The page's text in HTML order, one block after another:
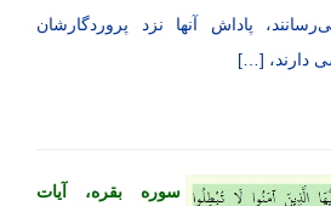
پاداش آنها نزد پروردگارشان
دارند، […]
سوره بقره، آیات